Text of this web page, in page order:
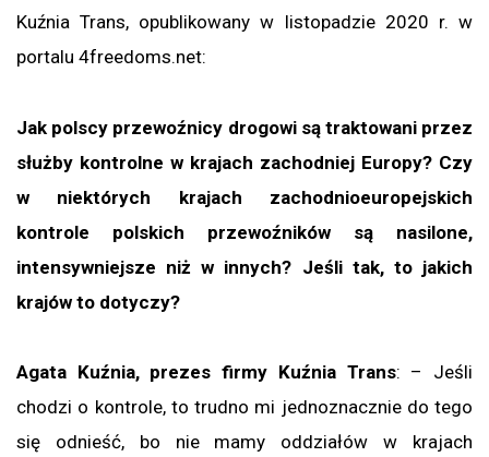
Kuźnia Trans, opublikowany w listopadzie 2020 r. w
portalu 4freedoms.net:
Jak polscy przewoźnicy drogowi są traktowani przez
służby kontrolne w krajach zachodniej Europy? Czy
w niektórych krajach zachodnioeuropejskich
kontrole polskich przewoźników są nasilone,
intensywniejsze niż w innych? Jeśli tak, to jakich
krajów to dotyczy?
Agata Kuźnia, prezes firmy Kuźnia Trans: – Jeśli
chodzi o kontrole, to trudno mi jednoznacznie do tego
się odnieść, bo nie mamy oddziałów w krajach